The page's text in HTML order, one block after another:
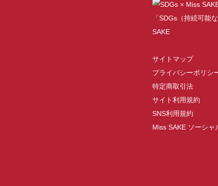
「SDGs（持続可能
SAKE
サイトマップ
プライバシーポリシ
特定商取引法
サイト利用規約
SNS利用規約
Miss SAKE ソーシ